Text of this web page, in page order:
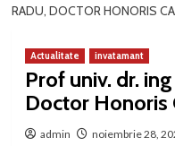
RADU, DOCTOR HONORIS
Actualitate invatamant
Prof univ. dr.
Doctor Honoris
admin noiembrie 28,